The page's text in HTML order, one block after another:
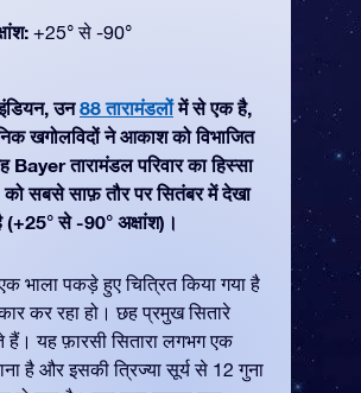
+25° से -90°
उन88 तारामंडलोंमें से एक है,
खगोलविदों ने आकाश को विभाजित
Bayer तारामंडल परिवार का हिस्सा
सबसे साफ़ तौर पर सितंबर में देखा
(+25° से -90° अक्षांश)।
भाला पकड़े हुए चित्रित किया गया है
कर रहा हो। छह प्रमुख सितारे
हैं। यह फ़ारसी सितारा लगभग एक
है और इसकी त्रिज्या सूर्य से 12 गुना